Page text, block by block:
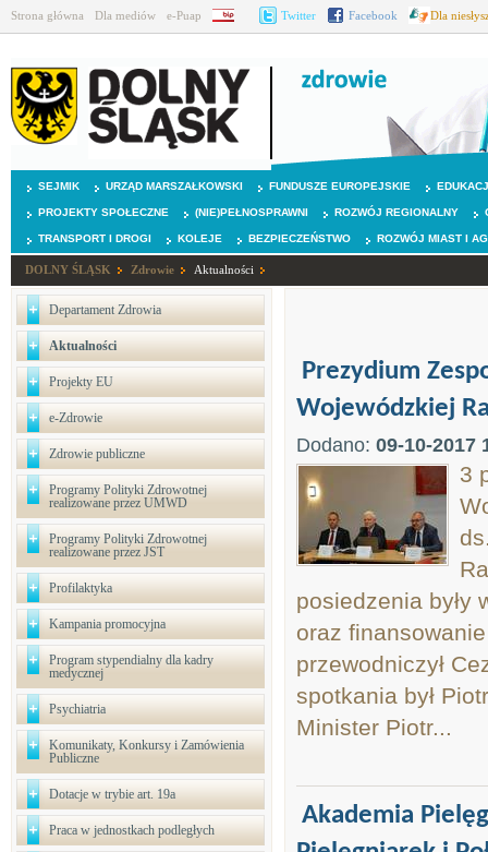
Strona główna Dla mediów e-Puap BIP Twitter Facebook Dla
SEJMIK URZĄD MARSZAŁKOWSKI FUNDUSZE EUROPEJSKIE
PROJEKTY SPOŁECZNE (NIE)PEŁNOSPRAWNI ROZWÓJ REGIONALNY
TRANSPORT I DROGI KOLEJE BEZPIECZEŃSTWO ROZWÓJ MIAST I
DOLNY ŚLĄSK Zdrowie Aktualności
Departament Zdrowia
Aktualności
Projekty EU
e-Zdrowie
Zdrowie publiczne
Programy Polityki Zdrowotnej
realizowane przez UMWD
Programy Polityki Zdrowotnej
realizowane przez JST
Profilaktyka
Kampania promocyjna
Program stypendialny dla kadry
medycznej
Psychiatria
Komunikaty, Konkursy i Zamówienia
Publiczne
Dotacje w trybie art. 19a
Praca w jednostkach podległych
Prezydium
Wojewódzkiej
Dodano: 09-10-2017
3
posiedzenia były
oraz
przewodniczył
spotkania był
Minister Piotr...
Akademia